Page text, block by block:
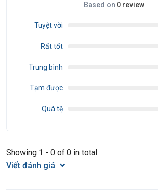
●Tour thuần túy du lịch, suốt chương trình Quý
ty Trung Quốc sẽ thu phí tách đoàn).
●Trẻ em dưới 15 tuổi phải có bố mẹ đi cùng
●Công ty sẽ hỗ trợ về thủ tục hồ sơ trong khả
Based on 0 review
Tuyệt vời
Rất tốt
Trung bình
Tạm được
Quá tệ
Showing 1 - 0 of 0 in total
Viết đánh giá